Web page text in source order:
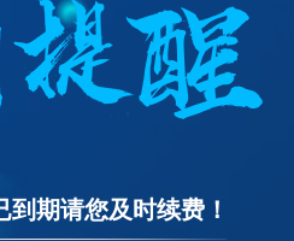
期请您及时续费！